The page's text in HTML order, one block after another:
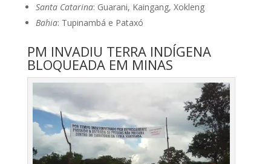
Santa Catarina: Guarani, Kaingang, Xokleng
Bahia: Tupinambá e Pataxó
PM INVADIU TERRA INDÍGENA
BLOQUEADA EM MINAS